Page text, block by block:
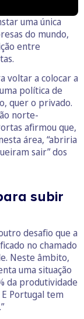
uma única
do mundo,
entre
voltar a colocar a
política de
quer o privado.
norte-
afirmou que,
área, “abriria
sair” dos
subir
desafio que a
no chamado
Neste âmbito,
uma situação
da produtividade
Portugal tem